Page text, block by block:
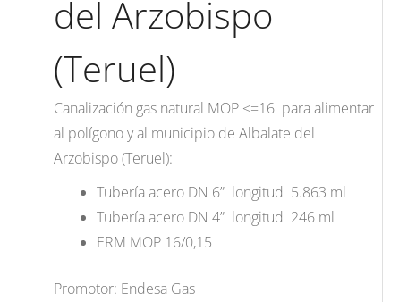
del Arzobispo
(Teruel)
Canalización gas natural MOP <=16 para alimentar
al polígono y al municipio de Albalate del
Arzobispo (Teruel):
Tubería acero DN 6” longitud 5.863 ml
Tubería acero DN 4” longitud 246 ml
ERM MOP 16/0,15
Promotor: Endesa Gas